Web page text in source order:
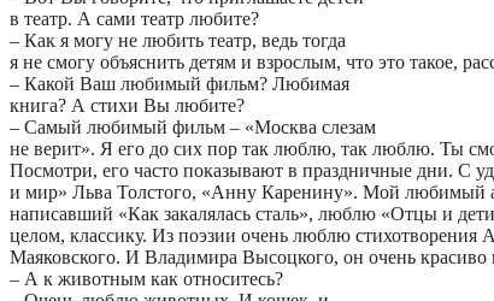
в театр. А сами театр любите?
– Как я могу не любить театр, ведь тогда
я не смогу объяснить детям и взрослым, что это такое,
– Какой Ваш любимый фильм? Любимая
книга? А стихи Вы любите?
– Самый любимый фильм – «Москва слезам
не верит». Я его до сих пор так люблю, так люблю. Ты
Посмотри, его часто показывают в праздничные дни. С
и мир» Льва Толстого, «Анну Каренину». Мой любимый
написавший «Как закалялась сталь», люблю «Отцы и
целом, классику. Из поэзии очень люблю
Маяковского. И Владимира Высоцкого, он очень красиво
– А к животным как относитесь?